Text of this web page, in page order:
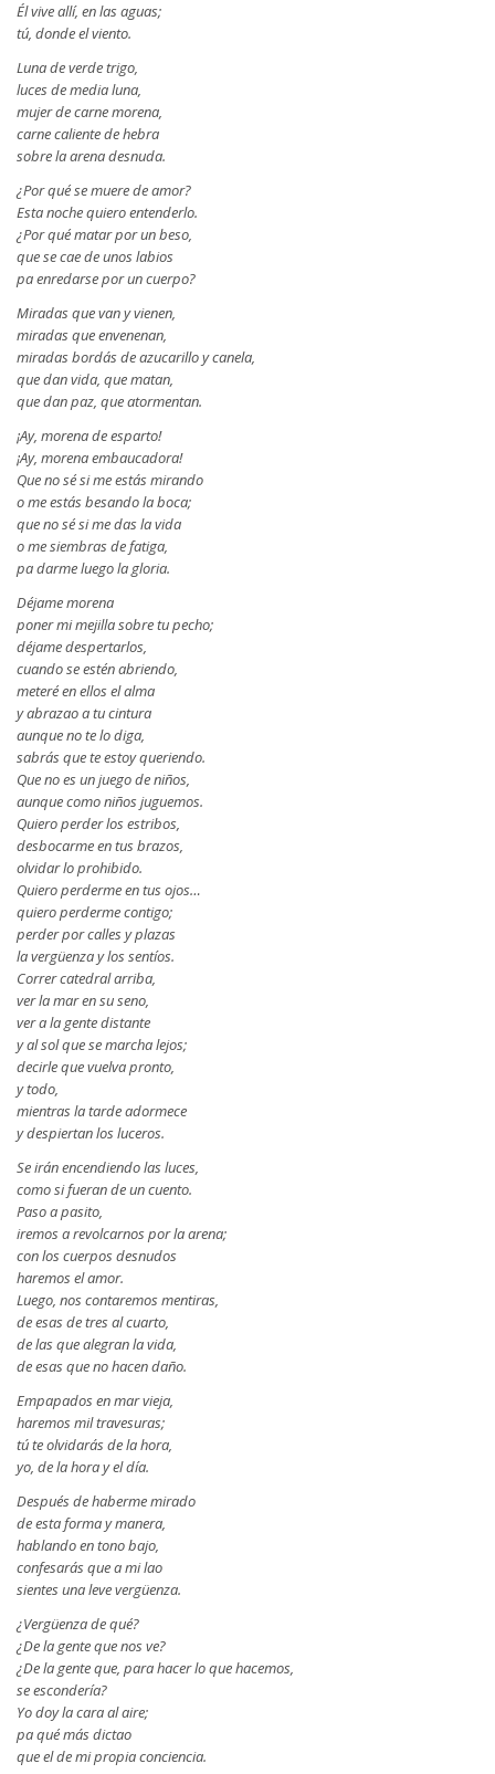
Él vive allí, en las aguas;
tú, donde el viento.
Luna de verde trigo,
luces de media luna,
mujer de carne morena,
carne caliente de hebra
sobre la arena desnuda.
¿Por qué se muere de amor?
Esta noche quiero entenderlo.
¿Por qué matar por un beso,
que se cae de unos labios
pa enredarse por un cuerpo?
Miradas que van y vienen,
miradas que envenenan,
miradas bordás de azucarillo y canela,
que dan vida, que matan,
que dan paz, que atormentan.
¡Ay, morena de esparto!
¡Ay, morena embaucadora!
Que no sé si me estás mirando
o me estás besando la boca;
que no sé si me das la vida
o me siembras de fatiga,
pa darme luego la gloria.
Déjame morena
poner mi mejilla sobre tu pecho;
déjame despertarlos,
cuando se estén abriendo,
meteré en ellos el alma
y abrazao a tu cintura
aunque no te lo diga,
sabrás que te estoy queriendo.
Que no es un juego de niños,
aunque como niños juguemos.
Quiero perder los estribos,
desbocarme en tus brazos,
olvidar lo prohibido.
Quiero perderme en tus ojos…
quiero perderme contigo;
perder por calles y plazas
la vergüenza y los sentíos.
Correr catedral arriba,
ver la mar en su seno,
ver a la gente distante
y al sol que se marcha lejos;
decirle que vuelva pronto,
y todo,
mientras la tarde adormece
y despiertan los luceros.
Se irán encendiendo las luces,
como si fueran de un cuento.
Paso a pasito,
iremos a revolcarnos por la arena;
con los cuerpos desnudos
haremos el amor.
Luego, nos contaremos mentiras,
de esas de tres al cuarto,
de las que alegran la vida,
de esas que no hacen daño.
Empapados en mar vieja,
haremos mil travesuras;
tú te olvidarás de la hora,
yo, de la hora y el día.
Después de haberme mirado
de esta forma y manera,
hablando en tono bajo,
confesarás que a mi lao
sientes una leve vergüenza.
¿Vergüenza de qué?
¿De la gente que nos ve?
¿De la gente que, para hacer lo que hacemos,
se escondería?
Yo doy la cara al aire;
pa qué más dictao
que el de mi propia conciencia.